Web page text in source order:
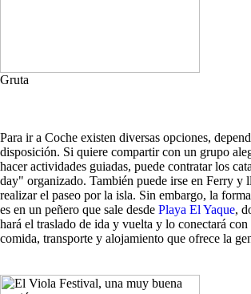
Gruta
Para ir a Coche existen diversas opciones,
disposición. Si quiere compartir con un grupo
hacer actividades guiadas, puede contratar los
day" organizado. También puede irse en Ferry y
realizar el paseo por la isla. Sin embargo, la
es en un peñero que sale desde Playa El Yaque,
hará el traslado de ida y vuelta y lo conectará con
comida, transporte y alojamiento que ofrece la